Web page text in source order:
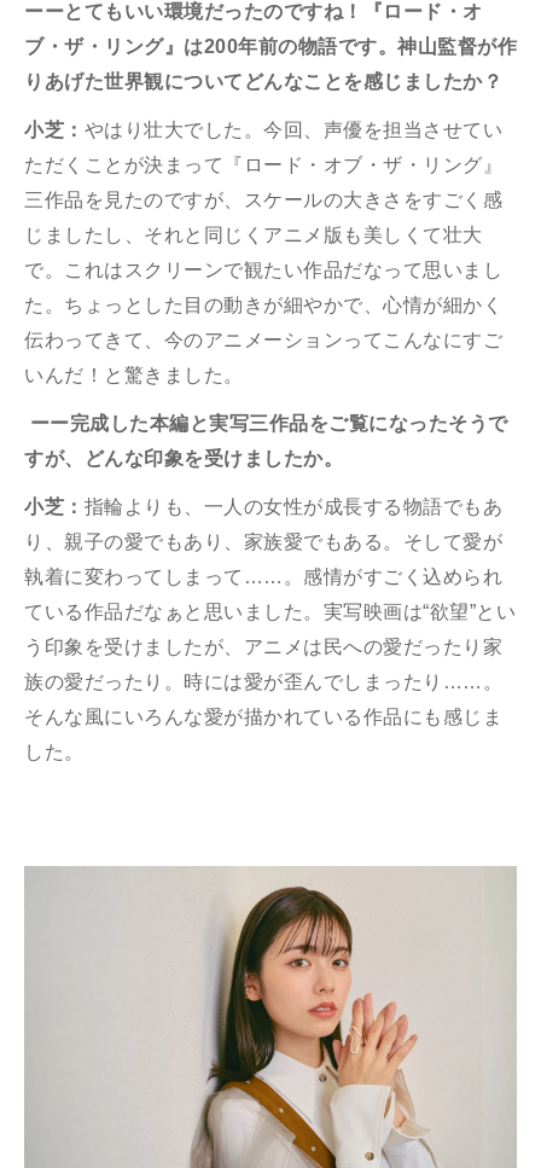
ーーとてもいい環境だったのですね！『ロード・オ
ブ・ザ・リング』は200年前の物語です。神山監督が作
りあげた世界観についてどんなことを感じましたか？
小芝： やはり壮大でした。今回、声優を担当させてい
ただくことが決まって『ロード・オブ・ザ・リング』
三作品を見たのですが、スケールの大きさをすごく感
じましたし、それと同じくアニメ版も美しくて壮大
で。これはスクリーンで観たい作品だなって思いまし
た。ちょっとした目の動きが細やかで、心情が細かく
伝わってきて、今のアニメーションってこんなにすご
いんだ！と驚きました。
ーー完成した本編と実写三作品をご覧になったそうで
すが、どんな印象を受けましたか。
小芝： 指輪よりも、一人の女性が成長する物語でもあ
り、親子の愛でもあり、家族愛でもある。そして愛が
執着に変わってしまって……。感情がすごく込められ
ている作品だなぁと思いました。実写映画は“欲望”とい
う印象を受けましたが、アニメは民への愛だったり家
族の愛だったり。時には愛が歪んでしまったり……。
そんな風にいろんな愛が描かれている作品にも感じま
した。